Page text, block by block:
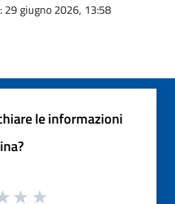
: 29 giugno 2026, 13:58
le informazioni